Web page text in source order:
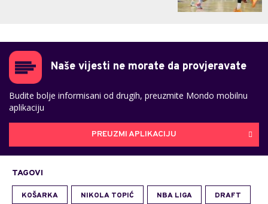
Naše vijesti ne morate da provjeravate
Budite bolje informisani od drugih, preuzmite Mondo mobilnu
aplikaciju
PREUZMI APLIKACIJU
TAGOVI
KOŠARKA NIKOLA TOPIĆ NBA LIGA DRAFT